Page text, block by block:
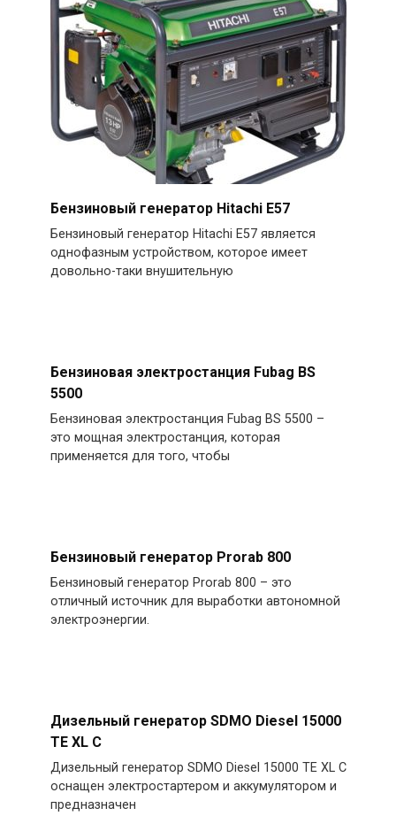
Бензиновый генератор Hitachi E57
Бензиновый генератор Hitachi E57 является
однофазным устройством, которое имеет
довольно-таки внушительную
Бензиновая электростанция Fubag BS
5500
Бензиновая электростанция Fubag BS 5500 –
это мощная электростанция, которая
применяется для того, чтобы
Бензиновый генератор Prorab 800
Бензиновый генератор Prorab 800 – это
отличный источник для выработки автономной
электроэнергии.
Дизельный генератор SDMO Diesel 15000
TE XL C
Дизельный генератор SDMO Diesel 15000 TE XL C
оснащен электростартером и аккумулятором и
предназначен